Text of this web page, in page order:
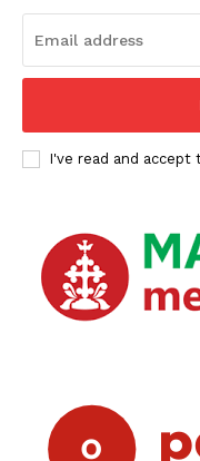
I've read and accept